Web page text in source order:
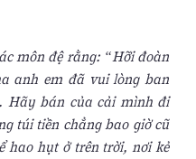
môn đệ rằng: “Hỡi đoàn
anh em đã vui lòng ban
Hãy bán của cải mình đi
túi tiền chẳng bao giờ cũ
hao hụt ở trên trời, nơi kẻ